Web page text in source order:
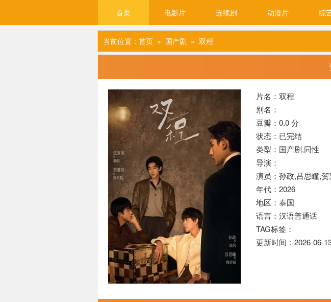
首页 电影片 连续剧 动漫片 综
当前位置： 首页 » 国产剧 » 双程
片名：双程
别名：
豆瓣：0.0 分
状态：已完结
类型：国产剧,同性
导演：
演员：孙政,吕思瞳,
年代：2026
地区：泰国
语言：汉语普通话
TAG标签：
更新时间：2026-06-